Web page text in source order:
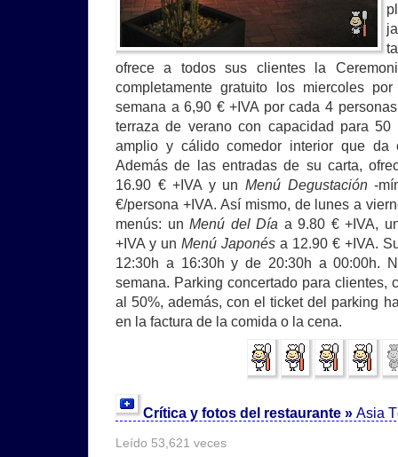
ofrece a todos sus clientes la
completamente gratuito los miercoles
semana a 6,90 € +IVA por cada 4
terraza de verano con capacidad para
amplio y cálido comedor interior que da
Además de las entradas de su carta,
16.90 € +IVA y unMenú Degustación-
€/persona +IVA. Así mismo, de lunes a
menús: unMenú del Día a 9.80 € +IVA,
+IVA y un Menú Japonésa 12.90 € +IVA.
12:30h a 16:30h y de 20:30h a 00:00h.
semana. Parking concertado para clientes,
al 50%, además, con el ticket del parking
en la factura de la comida o la cena.
Crítica y fotos del restaurante » Asia
Leído 53,621 veces